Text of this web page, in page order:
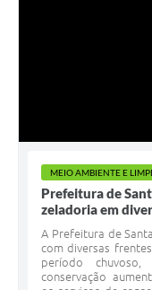
MEIO AMBIENTE E
Prefeitura de
zeladoria em
A Prefeitura de
com diversas
período
conservação